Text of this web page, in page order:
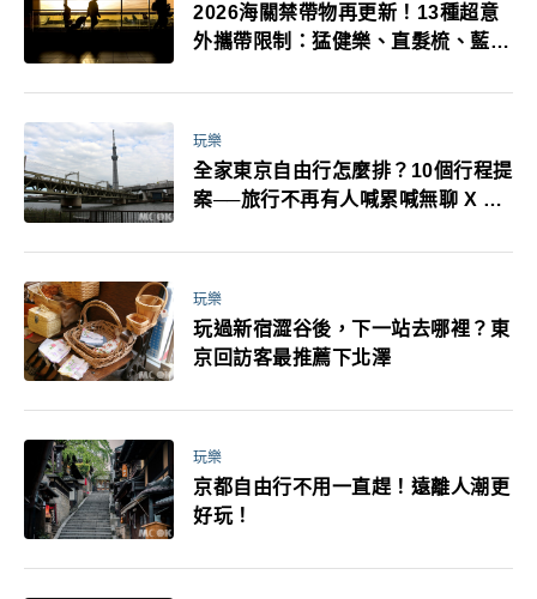
2026海關禁帶物再更新！13種超意
外攜帶限制：猛健樂、直髮梳、藍牙
萬！注意事項一次看！
玩樂
全家東京自由行怎麼排？10個行程提
案──旅行不再有人喊累喊無聊 X 爸
玩樂
玩過新宿澀谷後，下一站去哪裡？東
京回訪客最推薦下北澤
玩樂
京都自由行不用一直趕！遠離人潮更
好玩！